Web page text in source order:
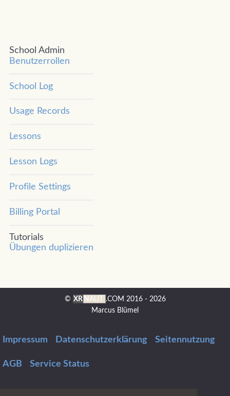
School Admin
Benutzerrollen
School Log
Usage Records
Lessons
Lesson Logs
Profile Settings
Billing Portal
Tutorials
Übungen duplizieren
© XR NAUT .COM 2016 - 2026
Marcus Blümel
Impressum Datenschutzerklärung Seitennutzung
AGB Service Status